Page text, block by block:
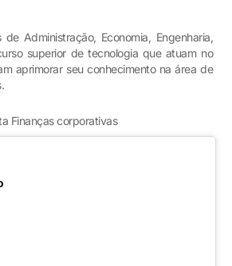
de Administração, Economia, Engenharia,
superior de tecnologia que atuam no
aprimorar seu conhecimento na área de
Finanças corporativas